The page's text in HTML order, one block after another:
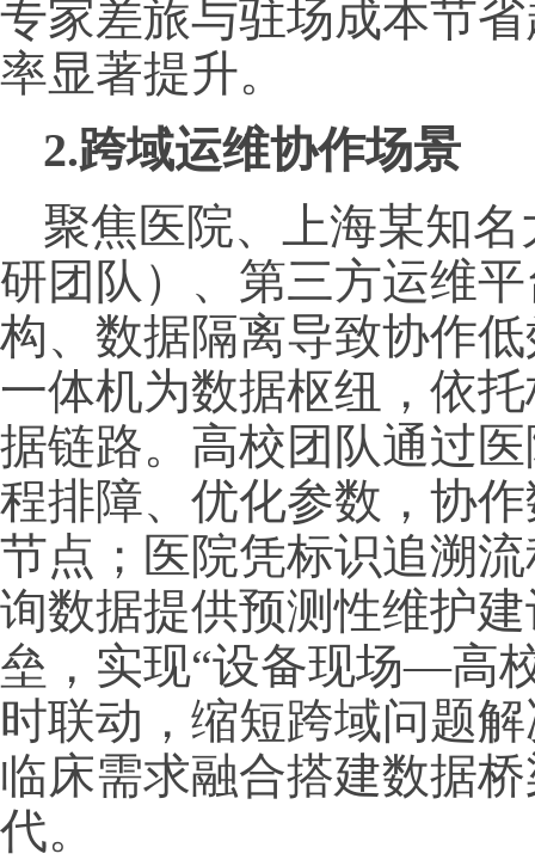
专家差旅与驻场成本节
率显著提升。
2.跨域运维协作场景
聚焦医院、上海某知
研团队）、第三方运维
构、数据隔离导致协作
一体机为数据枢纽，依
据链路。高校团队通过
程排障、优化参数，协
节点；医院凭标识追溯
询数据提供预测性维护
垒，实现“设备现场—高
时联动，缩短跨域问题
临床需求融合搭建数据
代。